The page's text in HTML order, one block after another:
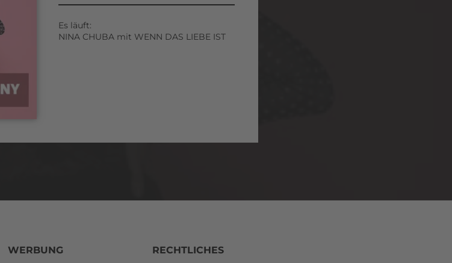
Es läuft:
NINA CHUBA mit WENN DAS LIEBE IST
WERBUNG RECHTLICHES